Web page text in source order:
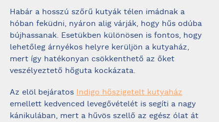
Habár a hosszú szőrű kutyák télen imádnak a
hóban feküdni, nyáron alig várják, hogy hűs odúba
bújhassanak. Esetükben különösen is fontos, hogy
lehetőleg árnyékos helyre kerüljön a kutyaház,
mert így hatékonyan csökkenthető az őket
veszélyeztető hőguta kockázata.
Az elöl bejáratos Indigo hőszigetelt kutyaház
emellett kedvenced levegővételét is segíti a nagy
kánikulában, mert a hűvös szellő az egész ólat át